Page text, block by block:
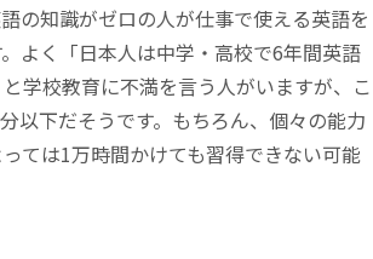
の知識がゼロの人が仕事で使える英語を
よく「日本人は中学・高校で6年間英語
学校教育に不満を言う人がいますが、こ
以下だそうです。もちろん、個々の能力
ては1万時間かけても習得できない可能